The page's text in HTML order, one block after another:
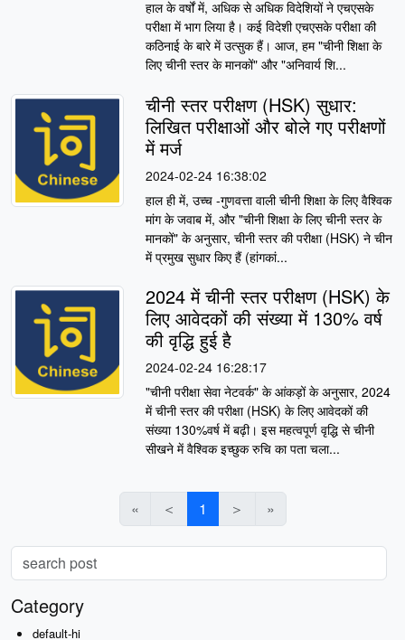
हाल के वर्षों में, अधिक से अधिक विदेशियों ने एचएसके
परीक्षा में भाग लिया है। कई विदेशी एचएसके परीक्षा की
कठिनाई के बारे में उत्सुक हैं। आज, हम "चीनी शिक्षा के
लिए चीनी स्तर के मानकों" और "अनिवार्य शि...
चीनी स्तर परीक्षण (HSK) सुधार:
लिखित परीक्षाओं और बोले गए परीक्षणों
में मर्ज
2024-02-24 16:38:02
हाल ही में, उच्च -गुणवत्ता वाली चीनी शिक्षा के लिए वैश्विक
मांग के जवाब में, और "चीनी शिक्षा के लिए चीनी स्तर के
मानकों" के अनुसार, चीनी स्तर की परीक्षा (HSK) ने चीन
में प्रमुख सुधार किए हैं (हांगकां...
2024 में चीनी स्तर परीक्षण (HSK) के
लिए आवेदकों की संख्या में 130% वर्ष
की वृद्धि हुई है
2024-02-24 16:28:17
"चीनी परीक्षा सेवा नेटवर्क" के आंकड़ों के अनुसार, 2024
में चीनी स्तर की परीक्षा (HSK) के लिए आवेदकों की
संख्या 130%वर्ष में बढ़ी। इस महत्वपूर्ण वृद्धि से चीनी
सीखने में वैश्विक इच्छुक रुचि का पता चला...
« ＜ 1 ＞ »
Category
default-hi